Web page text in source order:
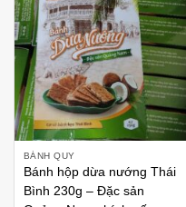
Thích
BÁNH QUY
Bánh hộp dừa nướng Thái
Bình 230g – Đặc sản